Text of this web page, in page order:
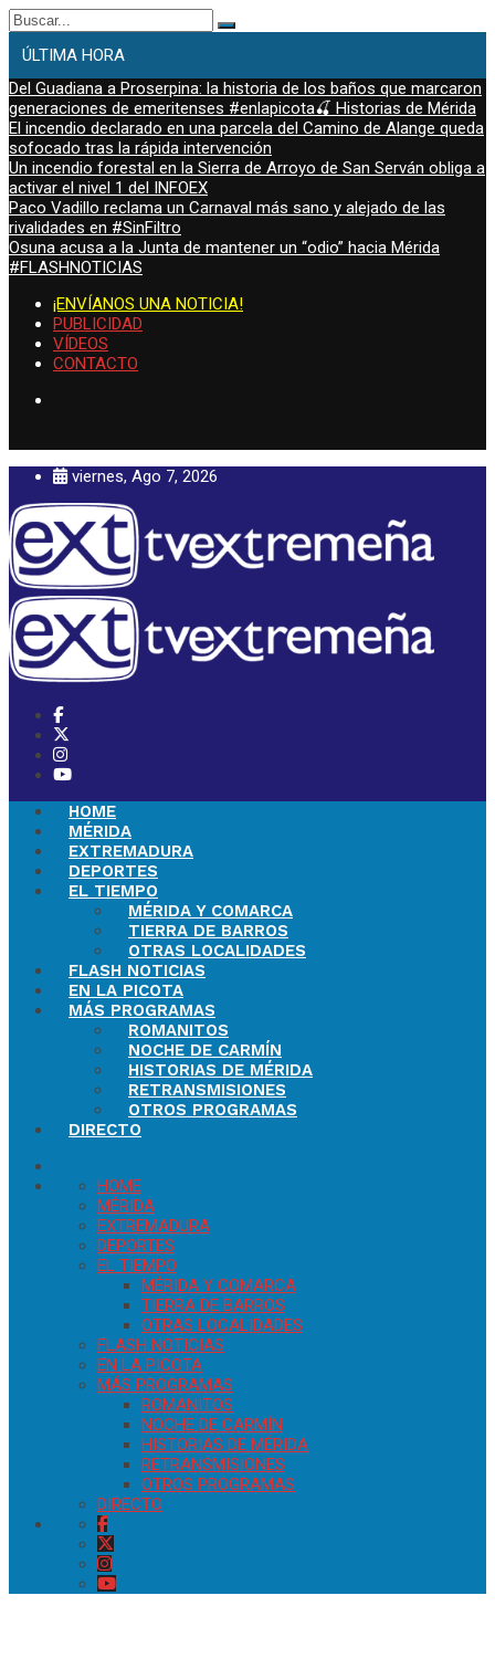
Buscar:
ÚLTIMA HORA
Del Guadiana a Proserpina: la historia de los baños que marcaron
generaciones de emeritenses #enlapicota🍒 Historias de Mérida
El incendio declarado en una parcela del Camino de Alange queda
sofocado tras la rápida intervención
Un incendio forestal en la Sierra de Arroyo de San Serván obliga a
activar el nivel 1 del INFOEX
Paco Vadillo reclama un Carnaval más sano y alejado de las
rivalidades en #SinFiltro
Osuna acusa a la Junta de mantener un “odio” hacia Mérida
#FLASHNOTICIAS
¡ENVÍANOS UNA NOTICIA!
PUBLICIDAD
VÍDEOS
CONTACTO
viernes, Ago 7, 2026
HOME
MÉRIDA
EXTREMADURA
DEPORTES
EL TIEMPO
MÉRIDA Y COMARCA
TIERRA DE BARROS
OTRAS LOCALIDADES
FLASH NOTICIAS
EN LA PICOTA
MÁS PROGRAMAS
ROMANITOS
NOCHE DE CARMÍN
HISTORIAS DE MÉRIDA
RETRANSMISIONES
OTROS PROGRAMAS
DIRECTO
HOME
MÉRIDA
EXTREMADURA
DEPORTES
EL TIEMPO
MÉRIDA Y COMARCA
TIERRA DE BARROS
OTRAS LOCALIDADES
FLASH NOTICIAS
EN LA PICOTA
MÁS PROGRAMAS
ROMANITOS
NOCHE DE CARMÍN
HISTORIAS DE MÉRIDA
RETRANSMISIONES
OTROS PROGRAMAS
DIRECTO